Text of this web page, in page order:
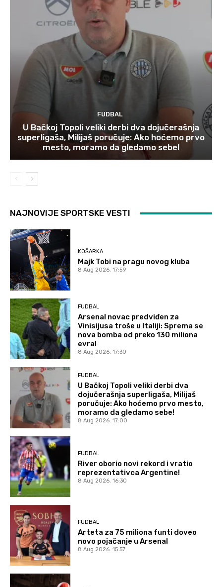
FUDBAL
U Bačkoj Topoli veliki derbi dva dojučerašnja
superligaša, Milijaš poručuje: Ako hoćemo prvo
mesto, moramo da gledamo sebe!
NAJNOVIJE SPORTSKE VESTI
KOŠARKA
Majk Tobi na pragu novog kluba
8 Aug 2026. 17:59
FUDBAL
Arsenal novac predviđen za
Vinisijusa troše u Italiji: Sprema se
nova bomba od preko 130 miliona
evra!
8 Aug 2026. 17:30
FUDBAL
U Bačkoj Topoli veliki derbi dva
dojučerašnja superligaša, Milijaš
poručuje: Ako hoćemo prvo mesto,
moramo da gledamo sebe!
8 Aug 2026. 17:00
FUDBAL
River oborio novi rekord i vratio
reprezentativca Argentine!
8 Aug 2026. 16:30
FUDBAL
Arteta za 75 miliona funti doveo
novo pojačanje u Arsenal
8 Aug 2026. 15:57